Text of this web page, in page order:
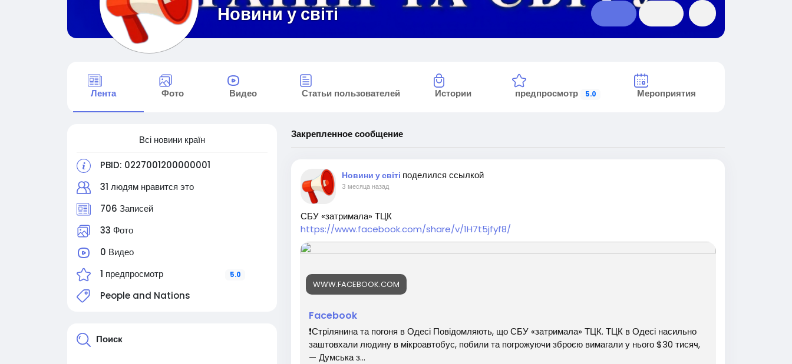
Новини у світі
Лента Фото Видео Статьи пользователей Истории предпросмотр 5.0 Мероприятия
Всі новини країн
PBID: 0227001200000001
31 людям нравится это
706 Записей
33 Фото
0 Видео
1 предпросмотр
5.0
People and Nations
Поиск
Закрепленное сообщение
Новини у світі поделился ссылкой
3 месяца назад
СБУ «затримала» ТЦК
https://www.facebook.com/share/v/1H7t5jfyf8/
WWW.FACEBOOK.COM
Facebook
❗️Стрілянина та погоня в Одесі Повідомляють, що СБУ «затримала» ТЦК. ТЦК в Одесі насильно
заштовхали людину в мікроавтобус, побили та погрожуючи зброєю вимагали у нього $30 тисяч,
— Думська з...